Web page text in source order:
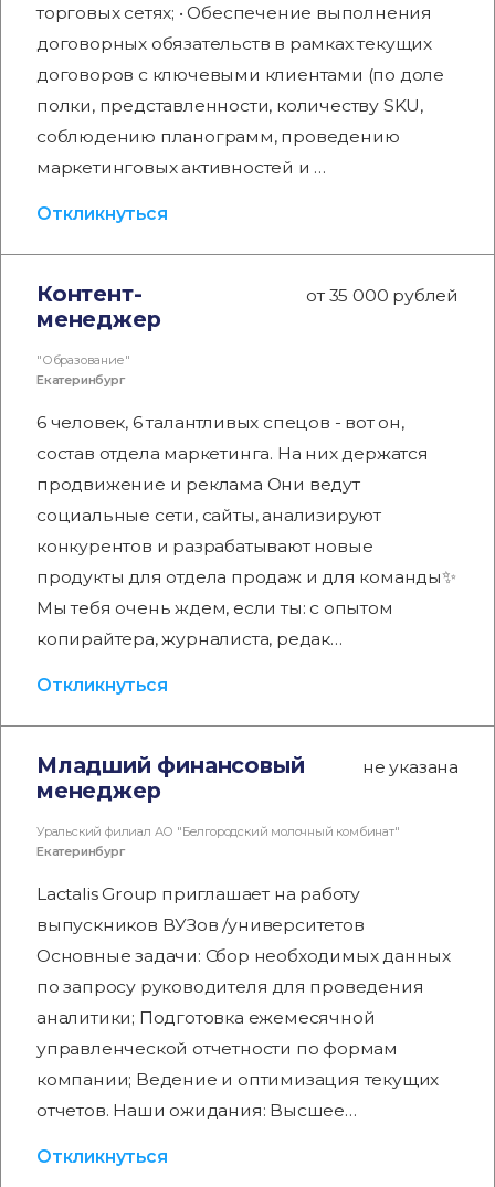
торговых сетях; • Обеспечение выполнения
договорных обязательств в рамках текущих
договоров с ключевыми клиентами (по доле
полки, представленности, количеству SKU,
соблюдению планограмм, проведению
маркетинговых активностей и …
Откликнуться
Контент-
менеджер
от 35 000 рублей
"Образование"
Екатеринбург
6 человек, 6 талантливых спецов - вот он,
состав отдела маркетинга. На них держатся
продвижение и реклама Они ведут
социальные сети, сайты, анализируют
конкурентов и разрабатывают новые
продукты для отдела продаж и для команды✨
Мы тебя очень ждем, если ты: с опытом
копирайтера, журналиста, редак…
Откликнуться
Младший финансовый
менеджер
не указана
Уральский филиал АО "Белгородский молочный комбинат"
Екатеринбург
Lactalis Group приглашает на работу
выпускников ВУЗов /университетов
Основные задачи: Сбор необходимых данных
по запросу руководителя для проведения
аналитики; Подготовка ежемесячной
управленческой отчетности по формам
компании; Ведение и оптимизация текущих
отчетов. Наши ожидания: Высшее…
Откликнуться